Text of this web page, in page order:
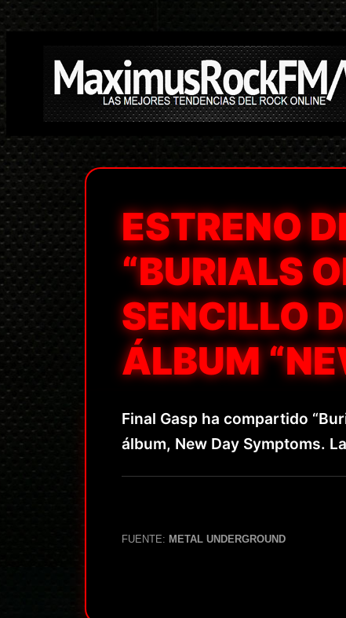
Saltar
contenido
ESTRENO
“BURIALS
SENCILLO
ÁLBUM
Final Gasp ha compartido
álbum, New Day Symptoms.
FUENTE: METAL UNDERGROUND